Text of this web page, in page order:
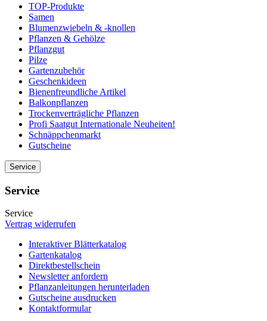
TOP-Produkte
Samen
Blumenzwiebeln & -knollen
Pflanzen & Gehölze
Pflanzgut
Pilze
Gartenzubehör
Geschenkideen
Bienenfreundliche Artikel
Balkonpflanzen
Trockenverträgliche Pflanzen
Profi Saatgut Internationale Neuheiten!
Schnäppchenmarkt
Gutscheine
Service
Service
Service
Vertrag widerrufen
Interaktiver Blätterkatalog
Gartenkatalog
Direktbestellschein
Newsletter anfordern
Pflanzanleitungen herunterladen
Gutscheine ausdrucken
Kontaktformular